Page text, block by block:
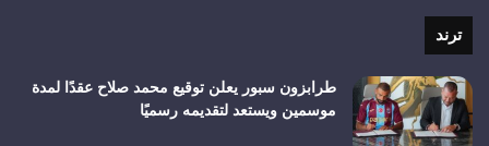
ترند
طرابزون سبور يعلن توقيع محمد صلاح عقدًا لمدة
موسمين ويستعد لتقديمه رسميًا